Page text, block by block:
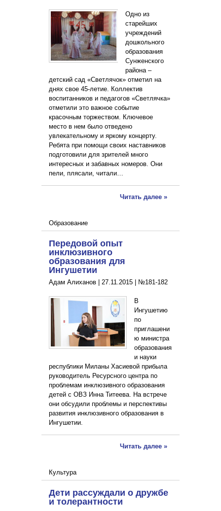
Одно из
старейших
учреждений
дошкольного
образования
Сунженского
района –
детский сад «Светлячок» отметил на
днях свое 45-летие. Коллектив
воспитанников и педагогов «Светлячка»
отметили это важное событие
красочным торжеством. Ключевое
место в нем было отведено
увлекательному и яркому концерту.
Ребята при помощи своих наставников
подготовили для зрителей много
интересных и забавных номеров. Они
пели, плясали, читали…
Читать далее »
Образование
Передовой опыт
инклюзивного
образования для
Ингушетии
Адам Алиханов | 27.11.2015 №181-182
В
Ингушетию
по
приглашени
ю министра
образования
и науки
республики Миланы Хасиевой прибыла
руководитель Ресурсного центра по
проблемам инклюзивного образования
детей с ОВЗ Инна Титеева. На встрече
они обсудили проблемы и перспективы
развития инклюзивного образования в
Ингушетии.
Читать далее »
Культура
Дети рассуждали о дружбе
и толерантности